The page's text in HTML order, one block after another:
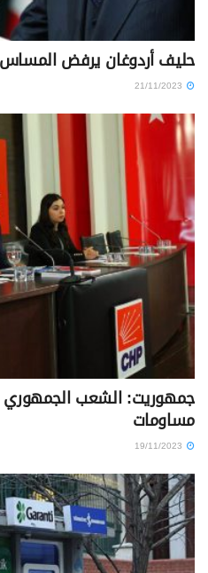
حليف أردوغان يرفض المساس بقاعدة
جمهوريت: الشعب الجمهوري
مساومات